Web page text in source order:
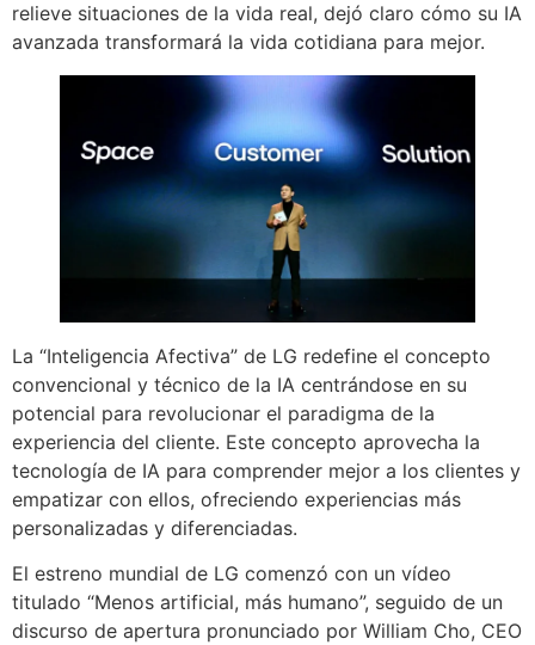
relieve situaciones de la vida real, dejó claro cómo su IA
avanzada transformará la vida cotidiana para mejor.
La “Inteligencia Afectiva” de LG redefine el concepto
convencional y técnico de la IA centrándose en su
potencial para revolucionar el paradigma de la
experiencia del cliente. Este concepto aprovecha la
tecnología de IA para comprender mejor a los clientes y
empatizar con ellos, ofreciendo experiencias más
personalizadas y diferenciadas.
El estreno mundial de LG comenzó con un vídeo
titulado “Menos artificial, más humano”, seguido de un
discurso de apertura pronunciado por William Cho, CEO